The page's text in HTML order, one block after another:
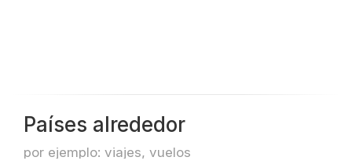
Países alrededor
por ejemplo: viajes, vuelos